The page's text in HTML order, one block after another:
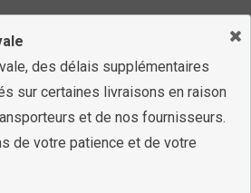
des délais supplémentaires
sur certaines livraisons en raison
et de nos fournisseurs.
de votre patience et de votre